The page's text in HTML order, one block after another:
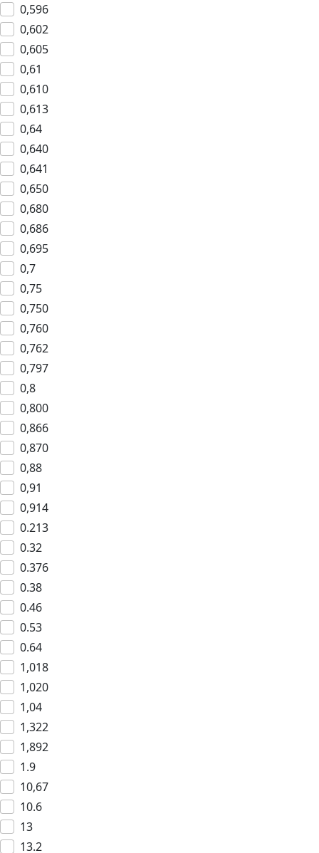
0,596
0,602
0,605
0,61
0,610
0,613
0,64
0,640
0,641
0,650
0,680
0,686
0,695
0,7
0,75
0,750
0,760
0,762
0,797
0,8
0,800
0,866
0,870
0,88
0,91
0,914
0.213
0.32
0.376
0.38
0.46
0.53
0.64
1,018
1,020
1,04
1,322
1,892
1.9
10,67
10.6
13
13.2